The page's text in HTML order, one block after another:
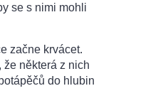
se s nimi mohli
začne krvácet.
že některá z nich
do hlubin